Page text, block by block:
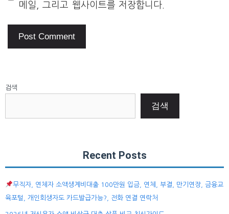
메일, 그리고 웹사이트를 저장합니다.
검색
검색
Recent Posts
무직자, 연체자 소액생계비대출 100만원 입금, 연체, 부결, 만기연장, 금융교
육포털, 개인회생자도 카드발급가능?, 전화 연결 연락처